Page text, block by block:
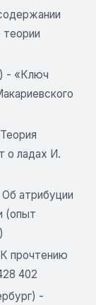
теории
- «Ключ
о ладах И.
атрибуции
(опыт
прочтению
402
-